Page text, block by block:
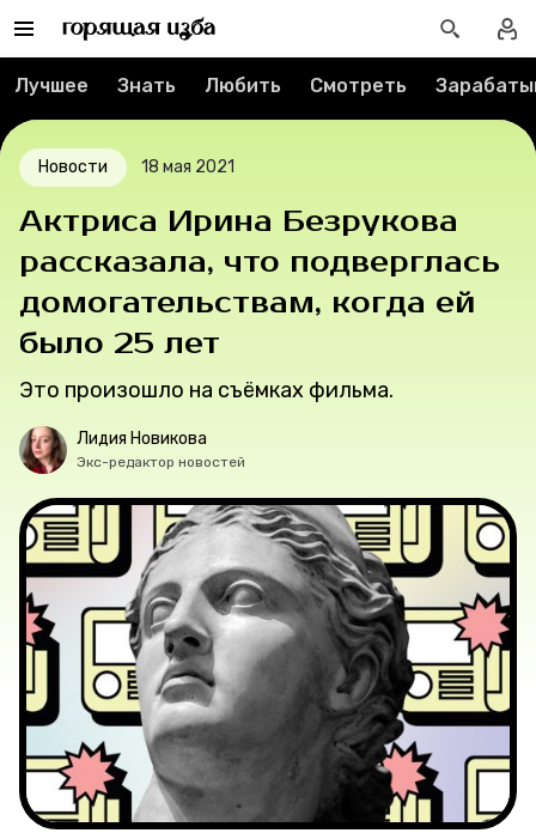
О проекте
Мерч
О компании
Новости
Лучшее
Тесты
Секспросвет
Великие женщины
Лучшее Знать Любить Смотреть
Новости 18 мая 2021
Актриса Ирина Безрукова
рассказала, что подверглась
домогательствам, когда ей
было 25 лет
Это произошло на съёмках фильма.
Лидия Новикова
Экс-редактор новостей